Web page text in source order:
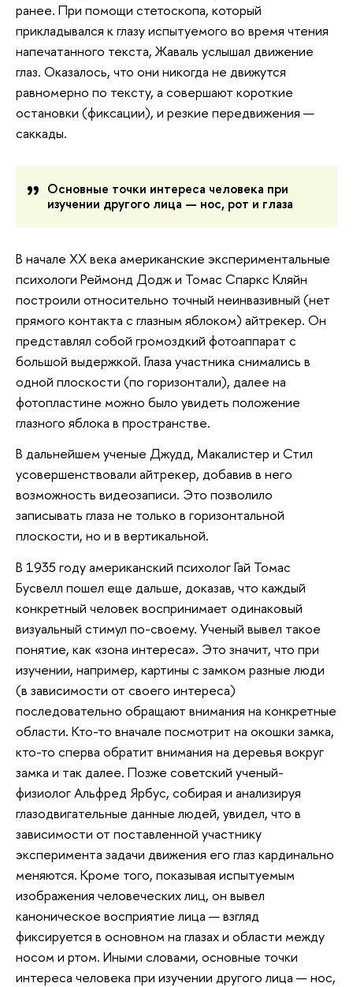
ранее. При помощи стетоскопа, который
прикладывался к глазу испытуемого во время чтения
напечатанного текста, Жаваль услышал движение
глаз. Оказалось, что они никогда не движутся
равномерно по тексту, а совершают короткие
остановки (фиксации), и резкие передвижения —
саккады.
Основные точки интереса человека при
изучении другого лица — нос, рот и глаза
В начале XX века американские экспериментальные
психологи Реймонд Додж и Томас Спаркс Кляйн
построили относительно точный неинвазивный (нет
прямого контакта с глазным яблоком) айтрекер. Он
представлял собой громоздкий фотоаппарат с
большой выдержкой. Глаза участника снимались в
одной плоскости (по горизонтали), далее на
фотопластине можно было увидеть положение
глазного яблока в пространстве.
В дальнейшем ученые Джудд, Макалистер и Стил
усовершенствовали айтрекер, добавив в него
возможность видеозаписи. Это позволило
записывать глаза не только в горизонтальной
плоскости, но и в вертикальной.
В 1935 году американский психолог Гай Томас
Бусвелл пошел еще дальше, доказав, что каждый
конкретный человек воспринимает одинаковый
визуальный стимул по-своему. Ученый вывел такое
понятие, как «зона интереса». Это значит, что при
изучении, например, картины с замком разные люди
(в зависимости от своего интереса)
последовательно обращают внимания на конкретные
области. Кто-то вначале посмотрит на окошки замка,
кто-то сперва обратит внимания на деревья вокруг
замка и так далее. Позже советский ученый-
физиолог Альфред Ярбус, собирая и анализируя
глазодвигательные данные людей, увидел, что в
зависимости от поставленной участнику
эксперимента задачи движения его глаз кардинально
меняются. Кроме того, показывая испытуемым
изображения человеческих лиц, он вывел
каноническое восприятие лица — взгляд
фиксируется в основном на глазах и области между
носом и ртом. Иными словами, основные точки
интереса человека при изучении другого лица — нос,